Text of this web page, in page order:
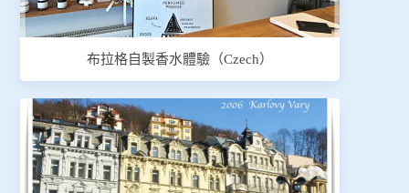
布拉格自製香水體驗（Czech）